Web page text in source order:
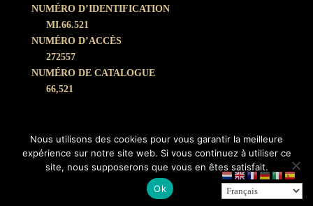
NUMÉRO D’IDENTIFICATION
MI.66.521
NUMÉRO D’ACCÈS
272557
NUMÉRO DE CATALOGUE
66,521
Propulsé par WordPresset hébergé par Infomaniak -
Mentions légales et Politique de confidentialité
Nous utilisons des cookies pour vous garantir la meilleure
expérience sur notre site web. Si vous continuez à utiliser ce
site, nous supposerons que vous en êtes satisfait.
Ok